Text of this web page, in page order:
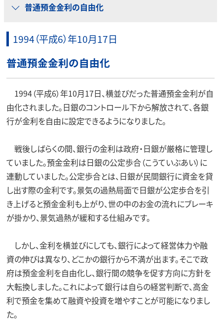
普通預金金利の自由化
1994（平成6）年10月17日
普通預金金利の自由化
1994（平成6）年10月17日、横並びだった普通預金金利が自
由化されました。日銀のコントロール下から解放されて、各銀
行が金利を自由に設定できるようになりました。
戦後しばらくの間、銀行の金利は政府・日銀が厳格に管理し
ていました。預金金利は日銀の公定歩合（こうていぶあい）に
連動していました。公定歩合とは、日銀が民間銀行に資金を貸
し出す際の金利です。景気の過熱局面で日銀が公定歩合を引
き上げると預金金利も上がり、世の中のお金の流れにブレーキ
が掛かり、景気過熱が緩和する仕組みです。
しかし、金利を横並びにしても、銀行によって経営体力や融
資の伸びは異なり、どこかの銀行から不満が出ます。そこで政
府は預金金利を自由化し、銀行間の競争を促す方向に方針を
大転換しました。これによって銀行は自らの経営判断で、高金
利で預金を集めて融資や投資を増やすことが可能になりまし
た。